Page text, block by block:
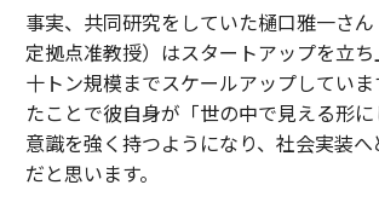
事実、共同研究をしていた樋口雅一さ
定拠点准教授）はスタートアップを立
十トン規模までスケールアップしてい
たことで彼自身が「世の中で見える形
意識を強く持つようになり、社会実装
だと思います。